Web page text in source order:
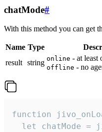
chatMode#
With this method you can get
Name Type
result string online - at least
offline - no
function
let chatMode =